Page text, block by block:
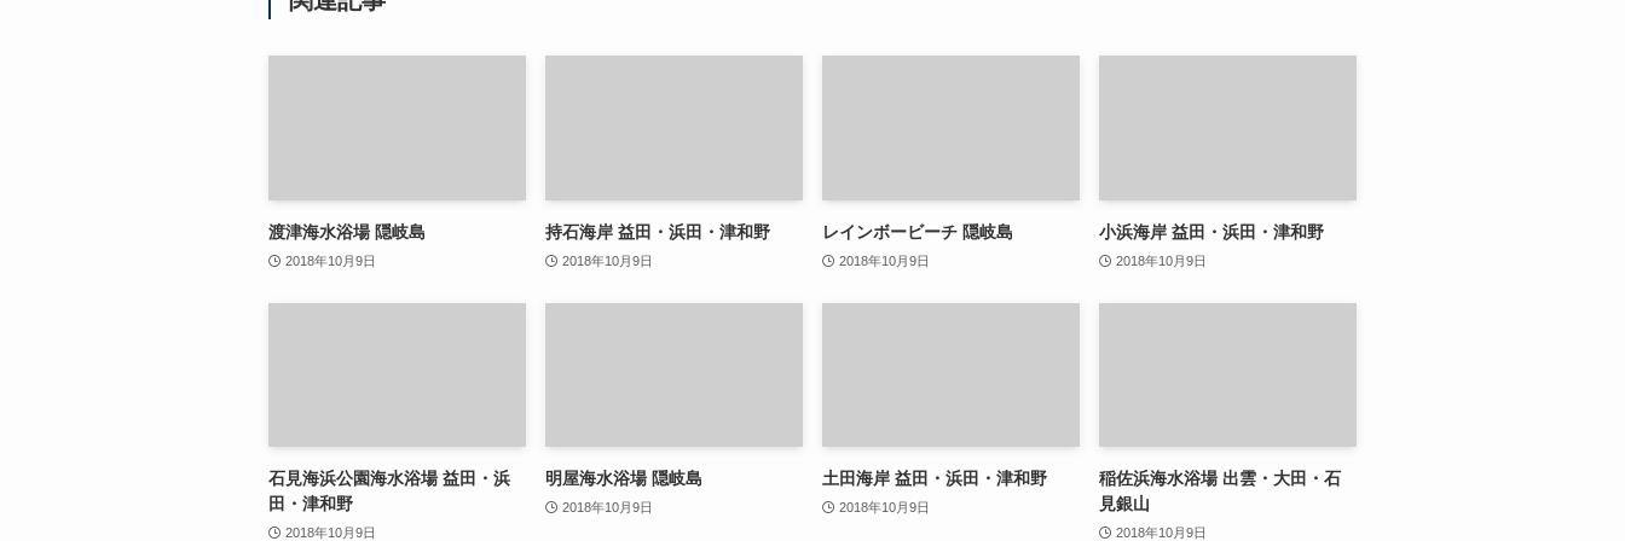
渡津海水浴場 隠岐島
2018年10月9日
持石海岸 益田・浜田・津和野
2018年10月9日
レインボービーチ 隠岐島
2018年10月9日
小浜海岸 益田・浜田・津和野
2018年10月9日
石見海浜公園海水浴場 益田・浜
田・津和野
2018年10月9日
明屋海水浴場 隠岐島
2018年10月9日
土田海岸 益田・浜田・津和野
2018年10月9日
稲佐浜海水浴場 出雲・大田・石
見銀山
2018年10月9日